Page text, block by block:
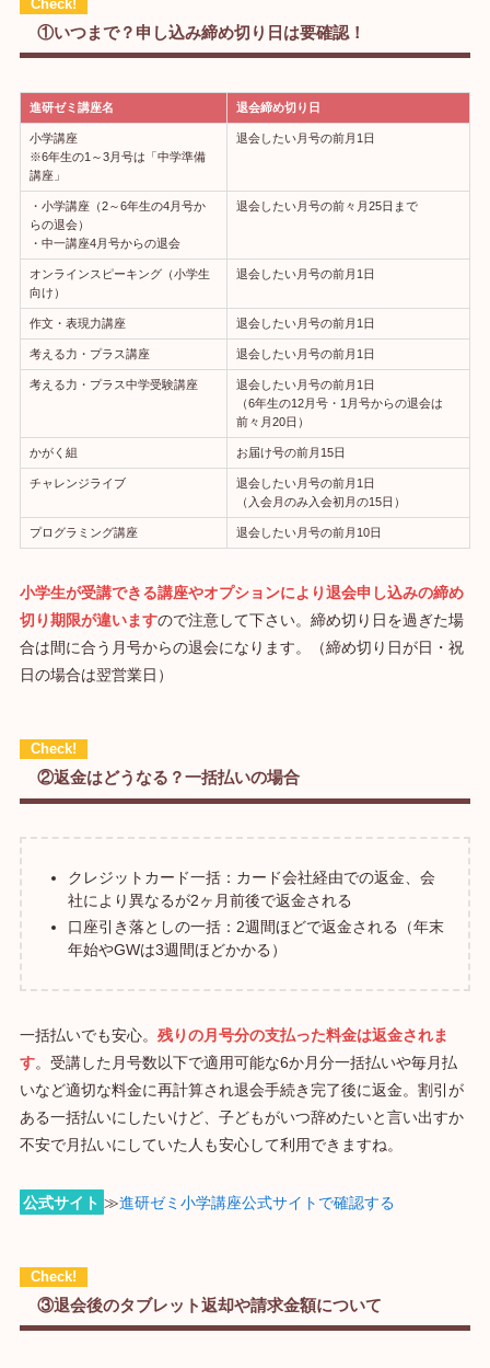
①いつまで？申し込み締め切り日は要確認！
進研ゼミ講座名 退会締め切り日
小学講座
※6年生の1～3月号は「中学準備
講座」
退会したい月号の前月1日
・小学講座（2～6年生の4月号か
らの退会）
・中一講座4月号からの退会
退会したい月号の前々月25日まで
オンラインスピーキング（小学生
向け）
退会したい月号の前月1日
作文・表現力講座 退会したい月号の前月1日
考える力・プラス講座 退会したい月号の前月1日
考える力・プラス中学受験講座
退会したい月号の前月1日
（6年生の12月号・1月号からの退会は
前々月20日）
かがく組 お届け号の前月15日
チャレンジライブ
退会したい月号の前月1日
（入会月のみ入会初月の15日）
プログラミング講座 退会したい月号の前月10日
小学生が受講できる講座やオプションにより退会申し込みの締め
切り期限が違いますので注意して下さい。締め切り日を過ぎた場
合は間に合う月号からの退会になります。（締め切り日が日・祝
日の場合は翌営業日）
②返金はどうなる？一括払いの場合
クレジットカード一括：カード会社経由での返金、会
社により異なるが2ヶ月前後で返金される
口座引き落としの一括：2週間ほどで返金される（年末
年始やGWは3週間ほどかかる）
一括払いでも安心。 残りの月号分の支払った料金は返金されま
す。受講した月号数以下で適用可能な6か月分一括払いや毎月払
いなど適切な料金に再計算され退会手続き完了後に返金。割引が
ある一括払いにしたいけど、子どもがいつ辞めたいと言い出すか
不安で月払いにしていた人も安心して利用できますね。
公式サイト ≫進研ゼミ小学講座公式サイトで確認する
③退会後のタブレット返却や請求金額について